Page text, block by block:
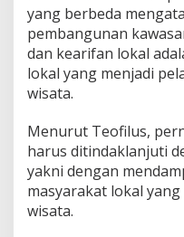
yang berbeda
pembangunan
dan kearifan lokal
lokal yang menjadi
wisata.
Menurut Teofilus,
harus ditindaklanjuti
yakni dengan
masyarakat lokal
wisata.